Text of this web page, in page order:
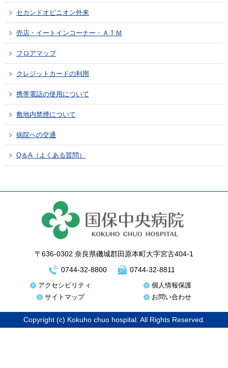
セカンドオピニオン外来
売店・イートインコーナー・ＡＴＭ
フロアマップ
クレジットカードの利用
携帯電話の使用について
敷地内禁煙について
病院への交通
Q＆A（よくある質問）
〒636-0302 奈良県磯城郡田原本町大字宮古404-1
0744-32-8800
0744-32-8811
アクセシビリティ
個人情報保護
サイトマップ
お問い合わせ
Copyright (c) Kokuho chuo hospital. All Rights Reserved.